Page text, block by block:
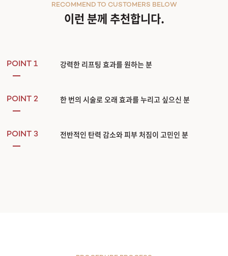
이런 분께 추천합니다.
RECOMMEND TO CUSTOMERS BELOW
POINT 1 강력한 리프팅 효과를 원하는 분
POINT 2 한 번의 시술로 오래 효과를 누리고 싶으신 분
POINT 3 전반적인 탄력 감소와 피부 처짐이 고민인 분